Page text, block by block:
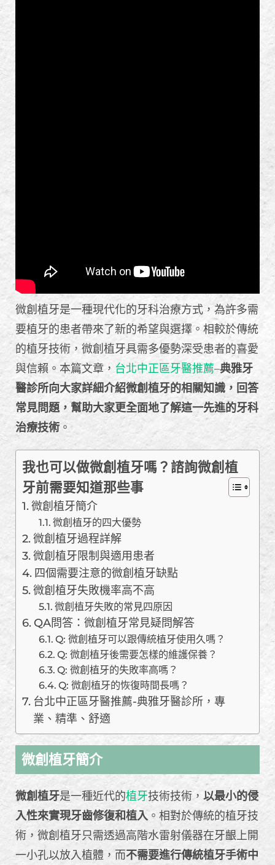
微創植牙是一種現代化的牙科治療方式，為許多需
要植牙的患者帶來了新的希望與選擇。相較於傳統
的植牙技術，微創植牙具需多優勢深受患者的喜愛
與信賴。本篇文章， 台北中正區牙醫推薦–典雅牙
醫診所向大家詳細介紹微創植牙的相關知識，回答
常見問題，幫助大家更全面地了解這一先進的牙科
治療技術 。
我也可以做微創植牙嗎？諮詢微創植
牙前需要知道那些事
微創植牙簡介
微創植牙的四大優勢
微創植牙過程詳解
微創植牙限制與適用患者
四個需要注意的微創植牙缺點
微創植牙失敗機率高不高
微創植牙失敗的常見四原因
QA問答：微創植牙常見疑問解答
Q: 微創植牙可以跟傳統植牙使用久嗎？
Q: 微創植牙後需要怎樣的維護保養？
Q: 微創植牙的失敗率高嗎？
Q: 微創植牙的恢復時間長嗎？
台北中正區牙醫推薦-典雅牙醫診所，專
業、精準、舒適
微創植牙簡介
微創植牙是一種近代的植牙技術技術， 以最小的侵
入性來實現牙齒修復和植入 。相對於傳統的植牙技
術，微創植牙只需透過高階水雷射儀器在牙齦上開
一小孔以放入植體，而不需要進行傳統植牙手術中